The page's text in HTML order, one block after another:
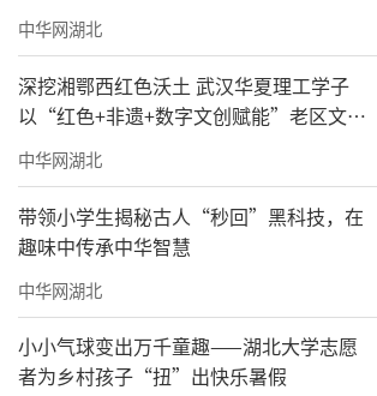
中华网湖北
深挖湘鄂西红色沃土 武汉华夏理工学子
以“红色+非遗+数字文创赋能”老区文旅
振兴
中华网湖北
带领小学生揭秘古人“秒回”黑科技，在
趣味中传承中华智慧
中华网湖北
小小气球变出万千童趣——湖北大学志愿
者为乡村孩子“扭”出快乐暑假